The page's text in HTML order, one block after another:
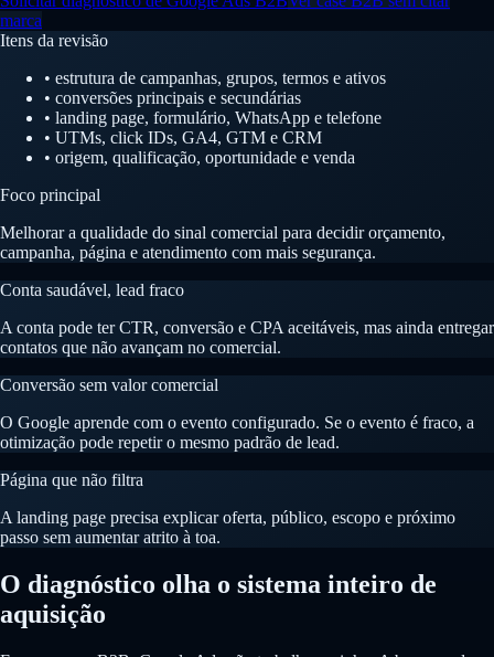
marca
Itens da revisão
• estrutura de campanhas, grupos, termos e ativos
• conversões principais e secundárias
• landing page, formulário, WhatsApp e telefone
• UTMs, click IDs, GA4, GTM e CRM
• origem, qualificação, oportunidade e venda
Foco principal
Melhorar a qualidade do sinal comercial para decidir orçamento,
campanha, página e atendimento com mais segurança.
Conta saudável, lead fraco
A conta pode ter CTR, conversão e CPA aceitáveis, mas ainda entregar
contatos que não avançam no comercial.
Conversão sem valor comercial
O Google aprende com o evento configurado. Se o evento é fraco, a
otimização pode repetir o mesmo padrão de lead.
Página que não filtra
A landing page precisa explicar oferta, público, escopo e próximo
passo sem aumentar atrito à toa.
O diagnóstico olha o sistema inteiro de
aquisição